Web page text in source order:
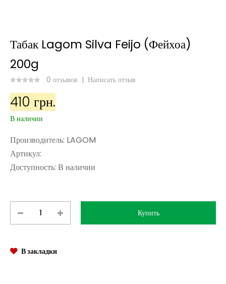
Табак Lagom Silva Feijo (Фейхоа)
200g
0 отзывов | Написать отзыв
410 грн.
В наличии
Производитель: LAGOM
Артикул:
Доступность: В наличии
В закладки